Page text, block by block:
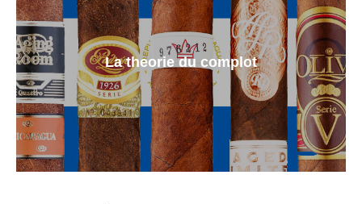
La theorie du complot